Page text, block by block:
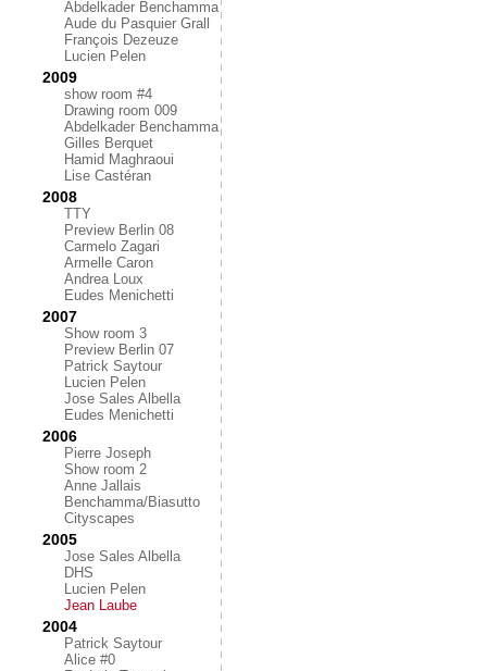
Abdelkader Benchamma
Aude du Pasquier Grall
François Dezeuze
Lucien Pelen
2009
show room #4
Drawing room 009
Abdelkader Benchamma
Gilles Berquet
Hamid Maghraoui
Lise Castéran
2008
TTY
Preview Berlin 08
Carmelo Zagari
Armelle Caron
Andrea Loux
Eudes Menichetti
2007
Show room 3
Preview Berlin 07
Patrick Saytour
Lucien Pelen
Jose Sales Albella
Eudes Menichetti
2006
Pierre Joseph
Show room 2
Anne Jallais
Benchamma/Biasutto
Cityscapes
2005
Jose Sales Albella
DHS
Lucien Pelen
Jean Laube
2004
Patrick Saytour
Alice #0